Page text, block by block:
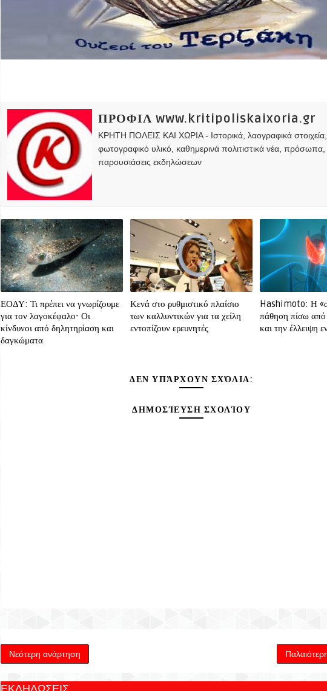
ΠΡΟΦΙΛ www.kritipoliskaixoria.gr
ΚΡΗΤΗ ΠΟΛΕΙΣ ΚΑΙ ΧΩΡΙΑ - Ιστορικά, λαογραφικά
φωτογραφικό υλικό, καθημερινά πολιτιστικά νέα, πρόσωπα,
παρουσιάσεις εκδηλώσεων
ΕΟΔΥ: Τι πρέπει να γνωρίζουμε
για τον λαγοκέφαλο- Οι
κίνδυνοι από δηλητηρίαση και
δαγκώματα
Κενά στο ρυθμιστικό πλαίσιο
των καλλυντικών για τα χείλη
εντοπίζουν ερευνητές
Hashimoto: Η
πάθηση πίσω
και την έλλειψη
ΔΕΝ ΥΠΆΡΧΟΥΝ ΣΧΌΛΙΑ:
ΔΗΜΟΣΊΕΥΣΗ ΣΧΟΛΊΟΥ
Νεότερη ανάρτηση
ΕΚΔΗΛΩΣΕΙΣ